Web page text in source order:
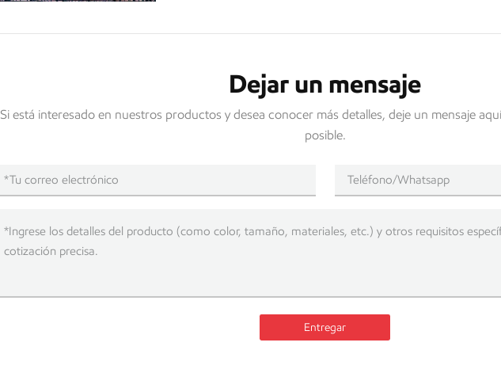
Dejar un mensaje
Si está interesado en nuestros productos y desea conocer más detalles, deje un mensaje
posible.
Entregar